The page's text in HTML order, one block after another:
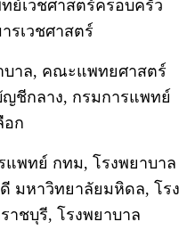
ย์เวชศาสตร์ครอบครัว
รเวชศาสตร์
าล, คณะแพทยศาสตร์
ชีกลาง, กรมการแพทย์
อก
แพทย์ กทม, โรงพยาบาล
มหาวิทยาลัยมหิดล, โรง
าชบุรี, โรงพยาบาล